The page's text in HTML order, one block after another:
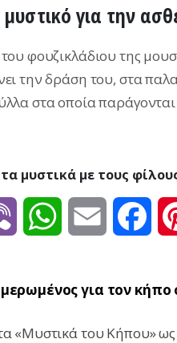
για την
φουζικλάδιου της
την δράση του, στα
στα οποία
μυστικά με τους
Viber WhatsAppEmail
για τον κήπο
«Μυστικά του Κήπου» ως